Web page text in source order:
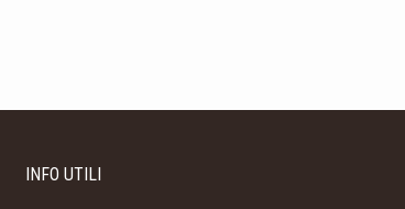
INFO UTILI